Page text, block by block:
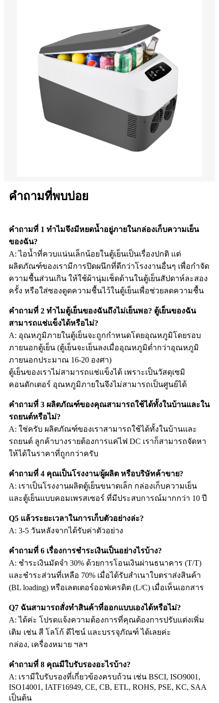
คำถามที่พบบ่อย
คำถามที่ 1 ทำไมจึงมีหยดน้ำอยู่ภายในกล่องเก็บความเย็น
ของฉัน?
A: ไอน้ำที่ควบแน่นเล็กน้อยในตู้เย็นเป็นเรื่องปกติ แต่
ผลิตภัณฑ์ของเรามีการปิดผนึกที่ดีกว่าโรงงานอื่นๆ เพื่อกำจัด
ความชื้นส่วนเกิน ให้ใช้ผ้านุ่มเช็ดด้านในตู้เย็นสัปดาห์ละสอง
ครั้ง หรือใส่ซองดูดความชื้นไว้ในตู้เย็นเพื่อช่วยลดความชื้น
คำถามที่ 2 ทำไมตู้เย็นของฉันถึงไม่เย็นพอ? ตู้เย็นของฉัน
สามารถแช่แข็งได้หรือไม่?
A: อุณหภูมิภายในตู้เย็นจะถูกกำหนดโดยอุณหภูมิโดยรอบ
ภายนอกตู้เย็น (ตู้เย็นจะเย็นลงเมื่ออุณหภูมิต่ำกว่าอุณหภูมิ
ภายนอกประมาณ 16-20 องศา)
ตู้เย็นของเราไม่สามารถแช่แข็งได้ เพราะเป็นวัสดุเซมิ
คอนดักเตอร์ อุณหภูมิภายในจึงไม่สามารถเป็นศูนย์ได้
คำถามที่ 3 ผลิตภัณฑ์ของคุณสามารถใช้ได้ทั้งในบ้านและใน
รถยนต์หรือไม่?
A: ใช่ครับ ผลิตภัณฑ์ของเราสามารถใช้ได้ทั้งในบ้านและ
รถยนต์ ลูกค้าบางรายต้องการแค่ไฟ DC เราก็สามารถจัดหา
ให้ได้ในราคาที่ถูกกว่าครับ
คำถามที่ 4 คุณเป็นโรงงาน/ผู้ผลิต หรือบริษัทค้าขาย?
A: เราเป็นโรงงานผลิตตู้เย็นขนาดเล็ก กล่องเก็บความเย็น
และตู้เย็นแบบคอมเพรสเซอร์ ที่มีประสบการณ์มากกว่า 10 ปี
Q5 แล้วระยะเวลาในการเก็บตัวอย่างล่ะ?
A: 3-5 วันหลังจากได้รับค่าตัวอย่าง
คำถามที่ 6 เรื่องการชำระเงินเป็นอย่างไรบ้าง?
A: ชำระเงินมัดจำ 30% ด้วยการโอนเงินผ่านธนาคาร (T/T)
และชำระส่วนที่เหลือ 70% เมื่อได้รับสำเนาใบตราส่งสินค้า
(BL loading) หรือเลตเตอร์ออฟเครดิต (L/C) เมื่อเห็นเอกสาร
Q7 ฉันสามารถสั่งทำสินค้าที่ออกแบบเองได้หรือไม่?
A: ได้ค่ะ โปรดแจ้งความต้องการที่คุณต้องการปรับแต่งเพิ่ม
เติม เช่น สี โลโก้ ดีไซน์ และบรรจุภัณฑ์ ได้เลยค่ะ
กล่อง, เครื่องหมาย ฯลฯ
คำถามที่ 8 คุณมีใบรับรองอะไรบ้าง?
A: เรามีใบรับรองที่เกี่ยวข้องครบถ้วน เช่น BSCI, ISO9001,
ISO14001, IATF16949, CE, CB, ETL, ROHS, PSE, KC, SAA
เป็นต้น